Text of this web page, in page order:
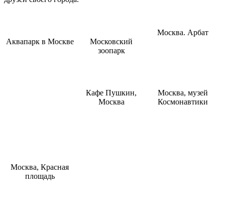
Аквапарк в Москве
Московский
зоопарк
Москва. Арбат
Москва, Красная
площадь
Кафе Пушкин,
Москва
Москва, музей
Космонавтики